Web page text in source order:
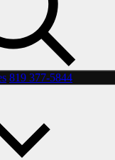
819 377-5844